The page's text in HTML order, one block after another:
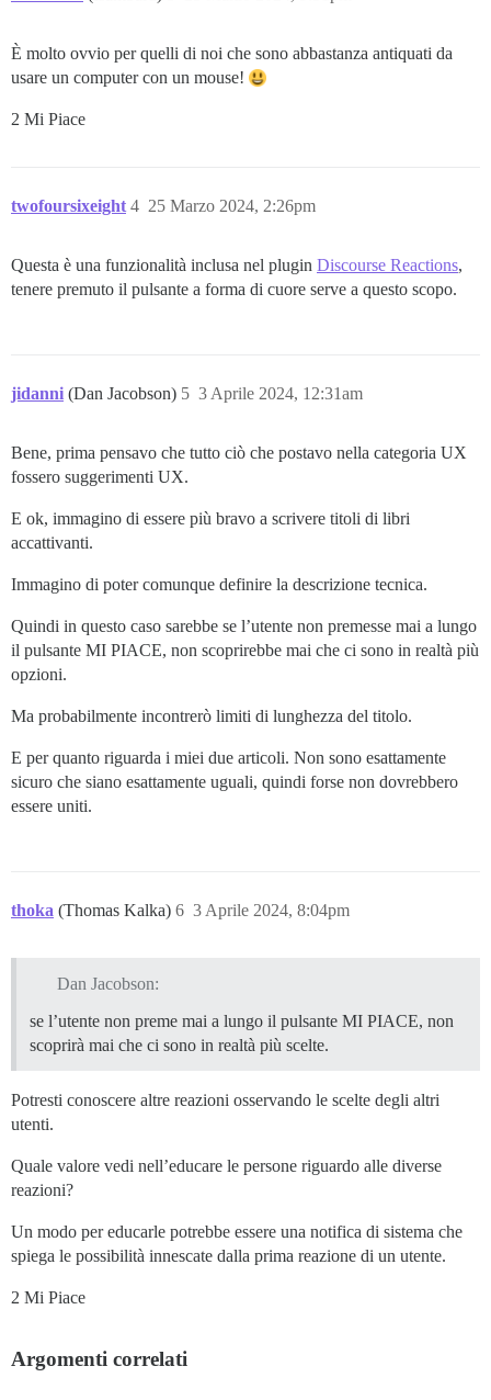
È molto ovvio per quelli di noi che sono abbastanza antiquati da
usare un computer con un mouse!
2 Mi Piace
twofoursixeight 25 Marzo 2024, 2:26pm
4
Questa è una funzionalità inclusa nel plugin Discourse Reactions,
tenere premuto il pulsante a forma di cuore serve a questo scopo.
jidanni (Dan Jacobson) 3 Aprile 2024, 12:31am
5
Bene, prima pensavo che tutto ciò che postavo nella categoria UX
fossero suggerimenti UX.
E ok, immagino di essere più bravo a scrivere titoli di libri
accattivanti.
Immagino di poter comunque definire la descrizione tecnica.
Quindi in questo caso sarebbe se l’utente non premesse mai a lungo
il pulsante MI PIACE, non scoprirebbe mai che ci sono in realtà più
opzioni.
Ma probabilmente incontrerò limiti di lunghezza del titolo.
E per quanto riguarda i miei due articoli. Non sono esattamente
sicuro che siano esattamente uguali, quindi forse non dovrebbero
essere uniti.
thoka (Thomas Kalka) 3 Aprile 2024, 8:04pm
6
Dan Jacobson:
se l’utente non preme mai a lungo il pulsante MI PIACE, non
scoprirà mai che ci sono in realtà più scelte.
Potresti conoscere altre reazioni osservando le scelte degli altri
utenti.
Quale valore vedi nell’educare le persone riguardo alle diverse
reazioni?
Un modo per educarle potrebbe essere una notifica di sistema che
spiega le possibilità innescate dalla prima reazione di un utente.
2 Mi Piace
Argomenti correlati